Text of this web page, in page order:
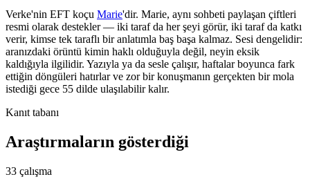
Verke'nin EFT koçu Marie'dir. Marie, aynı sohbeti paylaşan çiftleri
resmi olarak destekler — iki taraf da her şeyi görür, iki taraf da katkı
verir, kimse tek taraflı bir anlatımla baş başa kalmaz. Sesi dengelidir:
aranızdaki örüntü kimin haklı olduğuyla değil, neyin eksik
kaldığıyla ilgilidir. Yazıyla ya da sesle çalışır, haftalar boyunca fark
ettiğin döngüleri hatırlar ve zor bir konuşmanın gerçekten bir mola
istediği gece 55 dilde ulaşılabilir kalır.
Kanıt tabanı
Araştırmaların gösterdiği
33 çalışma